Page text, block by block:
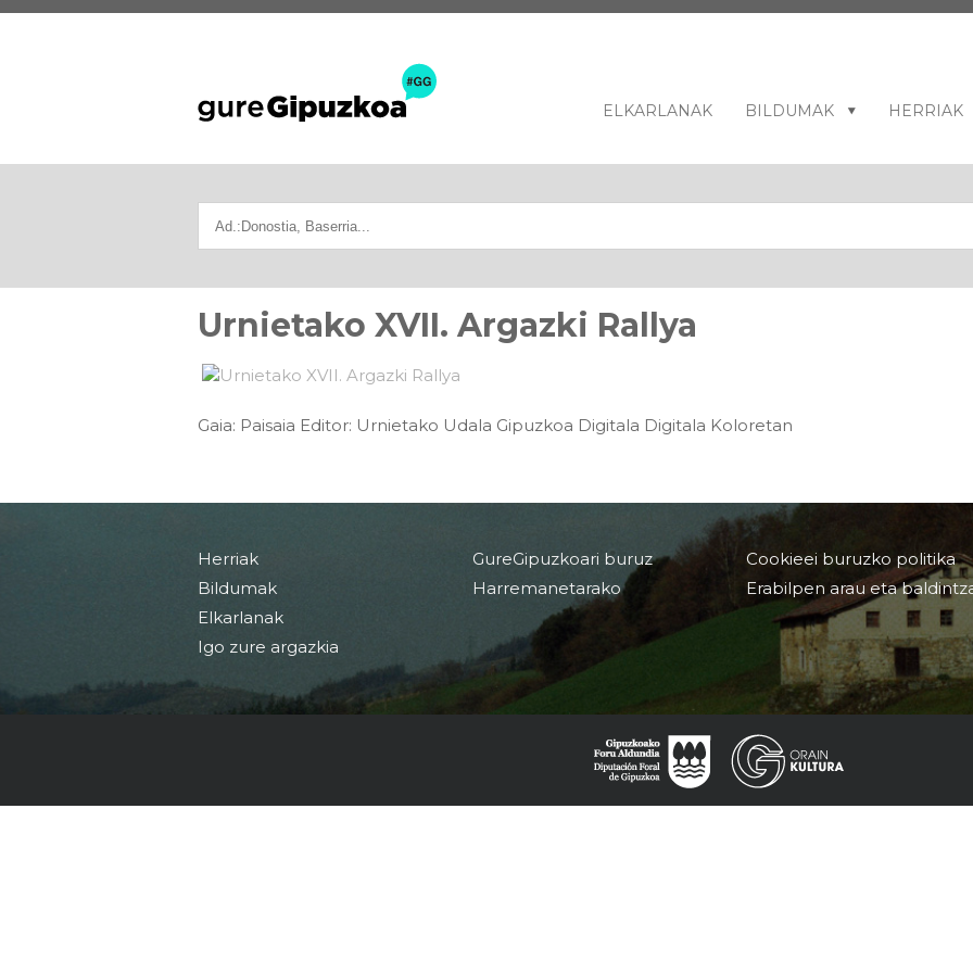
ELKARLANAK BILDUMAK HERRIAK
Urnietako XVII. Argazki Rallya
Gaia: Paisaia Editor: Urnietako Udala Gipuzkoa Digitala Digitala Koloretan
Herriak
Bildumak
Elkarlanak
Igo zure argazkia
GureGipuzkoari buruz
Harremanetarako
Cookieei buruzko politika
Erabilpen arau eta